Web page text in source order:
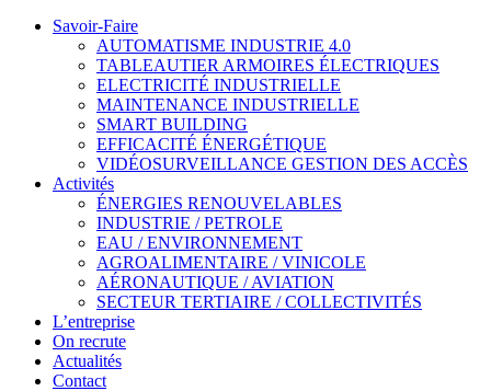
Savoir-Faire
AUTOMATISME INDUSTRIE 4.0
TABLEAUTIER ARMOIRES ÉLECTRIQUES
ELECTRICITÉ INDUSTRIELLE
MAINTENANCE INDUSTRIELLE
SMART BUILDING
EFFICACITÉ ÉNERGÉTIQUE
VIDÉOSURVEILLANCE GESTION DES ACCÈS
Activités
ÉNERGIES RENOUVELABLES
INDUSTRIE / PETROLE
EAU / ENVIRONNEMENT
AGROALIMENTAIRE / VINICOLE
AÉRONAUTIQUE / AVIATION
SECTEUR TERTIAIRE / COLLECTIVITÉS
L’entreprise
On recrute
Actualités
Contact